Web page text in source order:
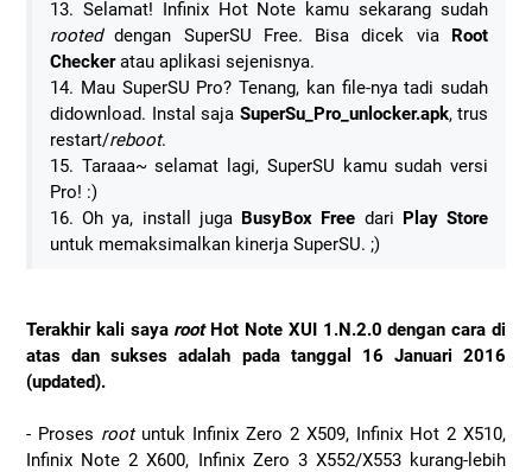
13. Selamat! Infinix Hot Note kamu sekarang sudah
rooteddengan SuperSU Free. Bisa dicek via Root
Checkeratau aplikasi sejenisnya.
14. Mau SuperSU Pro? Tenang, kan file-nya tadi sudah
didownload. Instal saja SuperSu_Pro_unlocker.apk, trus
restart/reboot.
15. Taraaa~ selamat lagi, SuperSU kamu sudah versi
Pro! :)
16. Oh ya, install juga BusyBox Free dari Play Store
untuk memaksimalkan kinerja SuperSU. ;)
Terakhir kali saya rootHot Note XUI 1.N.2.0 dengan cara di
atas dan sukses adalah pada tanggal 16 Januari 2016
(updated).
- Proses rootuntuk Infinix Zero 2 X509, Infinix Hot 2 X510,
Infinix Note 2 X600, Infinix Zero 3 X552/X553 kurang-lebih